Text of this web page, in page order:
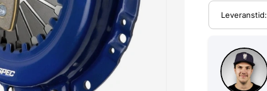
Leveranstid: